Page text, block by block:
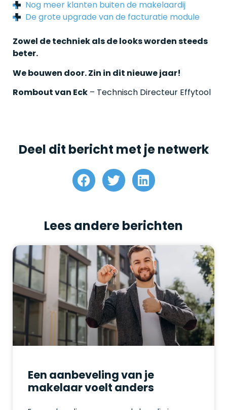
Nog meer klanten buiten de makelaardij
De grote upgrade van de facturatie module
Zowel de techniek als de looks worden steeds
beter.
We bouwen door. Zin in dit nieuwe jaar!
Rombout van Eck – Technisch Directeur Effytool
Deel dit bericht met je netwerk
Lees andere berichten
Een aanbeveling van je
makelaar voelt anders